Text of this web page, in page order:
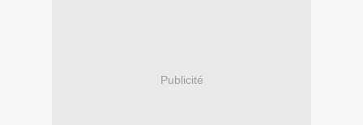
Publicité